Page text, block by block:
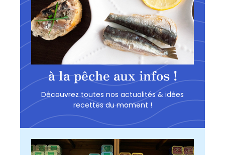
à la pêche aux infos !
Découvrez toutes nos actualités & idées
recettes du moment !